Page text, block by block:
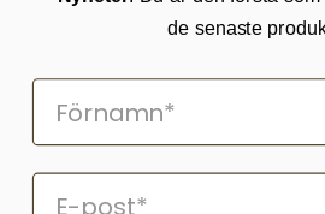
Prenumerera på vårt
de senaste